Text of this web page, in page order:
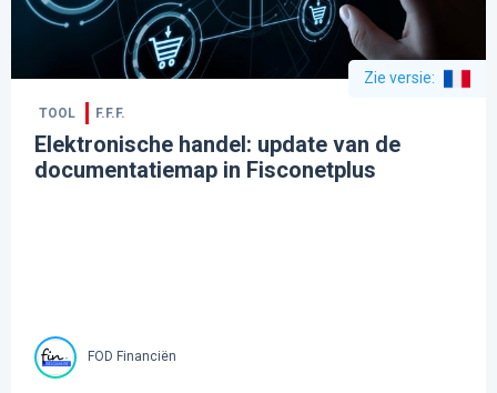
Zie versie:
TOOL F.F.F.
Elektronische handel: update van de
documentatiemap in Fisconetplus
FOD Financiën